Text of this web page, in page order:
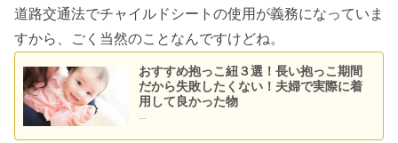
道路交通法でチャイルドシートの使用が義務になっていま
すから、ごく当然のことなんですけどね。
おすすめ抱っこ紐３選！長い抱っこ期間
だから失敗したくない！夫婦で実際に着
用して良かった物